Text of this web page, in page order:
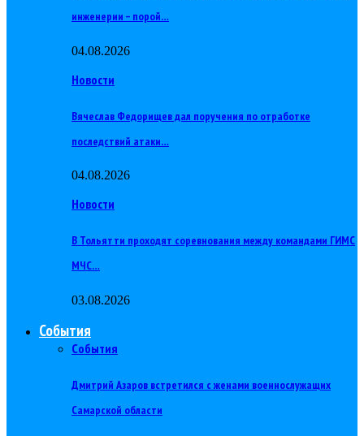
инженерии – порой…
04.08.2026
Новости
Вячеслав Федорищев дал поручения по отработке
последствий атаки…
04.08.2026
Новости
В Тольятти проходят соревнования между командами ГИМС
МЧС…
03.08.2026
События
События
Дмитрий Азаров встретился с женами военнослужащих
Самарской области